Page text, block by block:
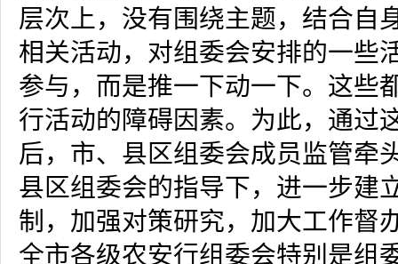
层次上，没有围绕主题，结合自
相关活动，对组委会安排的一些
参与，而是推一下动一下。这些
行活动的障碍因素。为此，通过
后，市、县区组委会成员监管牵
县区组委会的指导下，进一步建
制，加强对策研究，加大工作督
全市各级农安行组委会特别是组